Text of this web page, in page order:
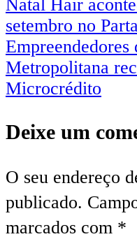
Natal Hair
setembro no
Metropolitana
Microcrédito
Deixe um
O seu endereço
publicado.
marcados com *